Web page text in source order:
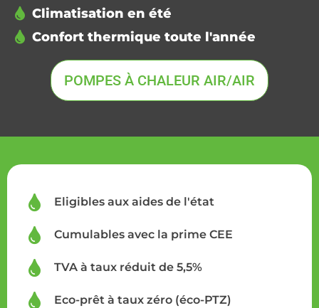
Climatisation en été
Confort thermique toute l'année
POMPES À CHALEUR AIR/AIR
Eligibles aux aides de l'état
Cumulables avec la prime CEE
TVA à taux réduit de 5,5%
Eco-prêt à taux zéro (éco-PTZ)